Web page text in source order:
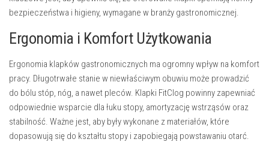
bezpieczeństwa i higieny, wymagane w branży gastronomicznej.
Ergonomia i Komfort Użytkowania
Ergonomia klapków gastronomicznych ma ogromny wpływ na komfort
pracy. Długotrwałe stanie w niewłaściwym obuwiu może prowadzić
do bólu stóp, nóg, a nawet pleców. Klapki FitClog powinny zapewniać
odpowiednie wsparcie dla łuku stopy, amortyzację wstrząsów oraz
stabilność. Ważne jest, aby były wykonane z materiałów, które
dopasowują się do kształtu stopy i zapobiegają powstawaniu otarć.